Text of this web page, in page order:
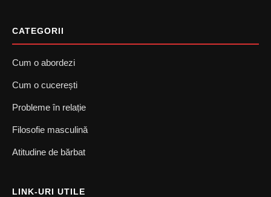
CATEGORII
Cum o abordezi
Cum o cucerești
Probleme în relație
Filosofie masculină
Atitudine de bărbat
LINK-URI UTILE